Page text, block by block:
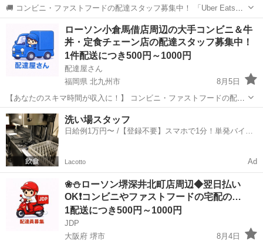
🚚 コンビニ・ファストフードの配達スタッフ募集中！ 「Uber Eats」
や「出前館」のように、配達専用アプリを使ってお仕事するスタイル
です。 オファー内容を見てから、受けるかどうかを自由に選べます！
✅ 業務内容...
ローソン
ローソン小倉馬借店周辺の大手コンビニ＆牛
丼・定食チェーン店の配達スタッフ募集中！
1件配送につき500円～1000円
配達屋さん
福岡県 北九州市
8月5日
【あなたのスキマ時間が収入に！】 コンビニ・ファストフードの配達
バイト、始めませんか？ アプリで空いた時間にサクッと配達！ 配達す
るかどうかは、オファーを見てその場で自由に決められます♪
―――――――――― ...
福岡 北九州市 配送
洗い場スタッフ
日給例1万円〜 /【登録不要】スマホで1分！単発バイト
Lacotto Ad
❀⛄ローソン堺深井北町店周辺◆翌日払い
OK❗️コンビニやファストフードの宅配の…
1配送につき500円～1000円
JDP
大阪府 堺市
8月4日